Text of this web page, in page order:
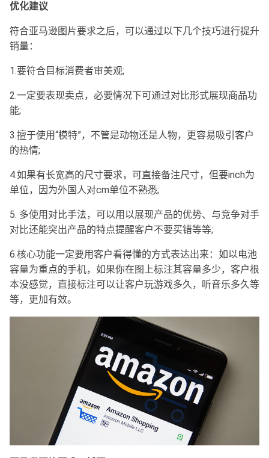
优化建议
符合亚马逊图片要求之后，可以通过以下几个技巧进行提升
销量：
1.要符合目标消费者审美观;
2.一定要表现卖点，必要情况下可通过对比形式展现商品功
能;
3.擅于使用“模特”，不管是动物还是人物，更容易吸引客户
的热情;
4.如果有长宽高的尺寸要求，可直接备注尺寸，但要inch为
单位，因为外国人对cm单位不熟悉;
5. 多使用对比手法，可以用以展现产品的优势、与竞争对手
对比还能突出产品的特点提醒客户不要买错等等;
6.核心功能一定要用客户看得懂的方式表达出来：如以电池
容量为重点的手机，如果你在图上标注其容量多少，客户根
本没感觉，直接标注可以让客户玩游戏多久，听音乐多久等
等，更加有效。